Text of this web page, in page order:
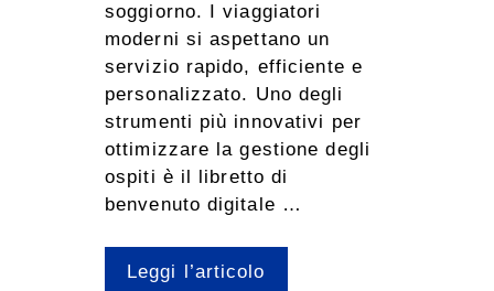
soggiorno. I viaggiatori
moderni si aspettano un
servizio rapido, efficiente e
personalizzato. Uno degli
strumenti più innovativi per
ottimizzare la gestione degli
ospiti è il libretto di
benvenuto digitale …
Leggi l’articolo